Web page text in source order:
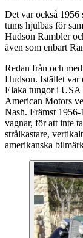
Det var också 1956
tums hjulbas för
Hudson Rambler
även som enbart
Redan från och
Hudson. Istället var
Elaka tungor i USA
American Motors
Nash. Främst
vagnar, för att inte
strålkastare,
amerikanska